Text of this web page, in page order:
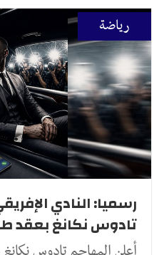
رياضة
رسميا: النادي
تادوس نكانغ بعقد